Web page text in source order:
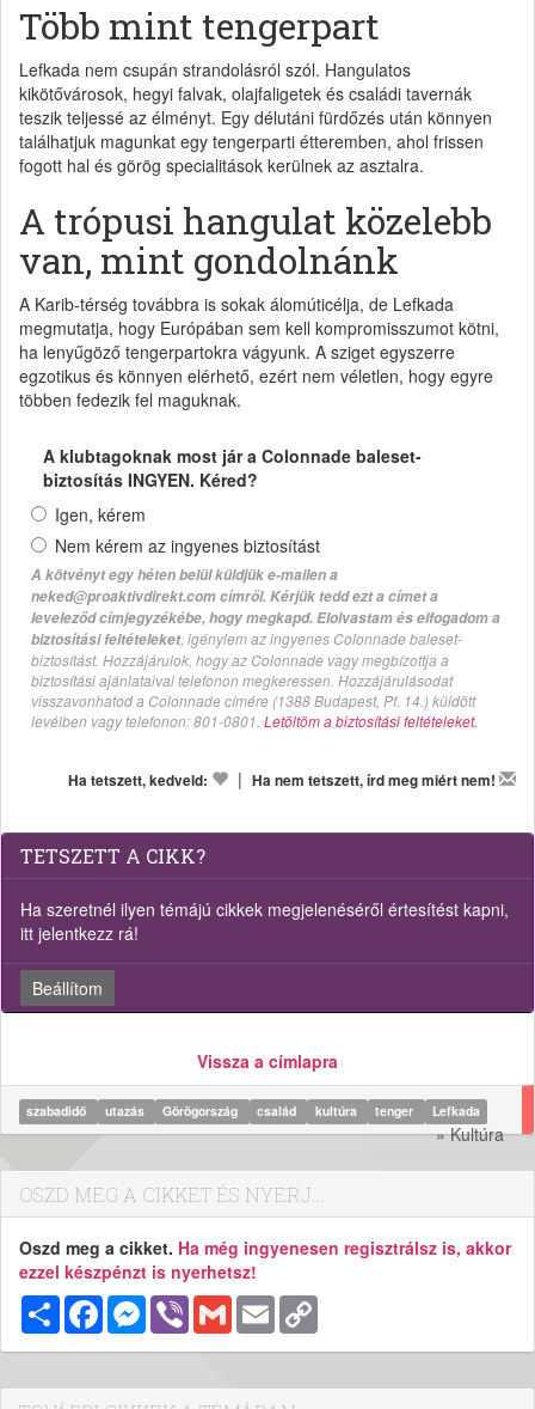
Több mint tengerpart
Lefkada nem csupán strandolásról szól. Hangulatos
kikötővárosok, hegyi falvak, olajfaligetek és családi tavernák
teszik teljessé az élményt. Egy délutáni fürdőzés után könnyen
találhatjuk magunkat egy tengerparti étteremben, ahol frissen
fogott hal és görög specialitások kerülnek az asztalra.
A trópusi hangulat közelebb
van, mint gondolnánk
A Karib-térség továbbra is sokak álomúticélja, de Lefkada
megmutatja, hogy Európában sem kell kompromisszumot kötni,
ha lenyűgöző tengerpartokra vágyunk. A sziget egyszerre
egzotikus és könnyen elérhető, ezért nem véletlen, hogy egyre
többen fedezik fel maguknak.
A klubtagoknak most jár a Colonnade baleset-
biztosítás INGYEN. Kéred?
Igen, kérem
Nem kérem az ingyenes biztosítást
A kötvényt egy héten belül küldjük e-mailen a
neked@proaktivdirekt.com címről. Kérjük tedd ezt a címet a
leveleződ címjegyzékébe, hogy megkapd. Elolvastam és elfogadom a
biztosítási feltételeket, igénylem az ingyenes Colonnade baleset-
biztosítást. Hozzájárulok, hogy az Colonnade vagy megbízottja a
biztosítási ajánlataival telefonon megkeressen. Hozzájárulásodat
visszavonhatod a Colonnade címére (1388 Budapest, Pf. 14.) küldött
levélben vagy telefonon: 801-0801. Letöltöm a biztosítási feltételeket.
Ha tetszett, kedveld: | Ha nem tetszett, írd meg miért nem!
TETSZETT A CIKK?
Ha szeretnél ilyen témájú cikkek megjelenéséről értesítést kapni,
itt jelentkezz rá!
Beállítom
Vissza a címlapra
szabadidő utazás Görögország család kultúra tenger Lefkada
» Kultúra
OSZD MEG A CIKKET ÉS NYERJ...
Oszd meg a cikket. Ha még ingyenesen regisztrálsz is, akkor
ezzel készpénzt is nyerhetsz!
MegosztásFacebookMessenger
Viber Gmail Email